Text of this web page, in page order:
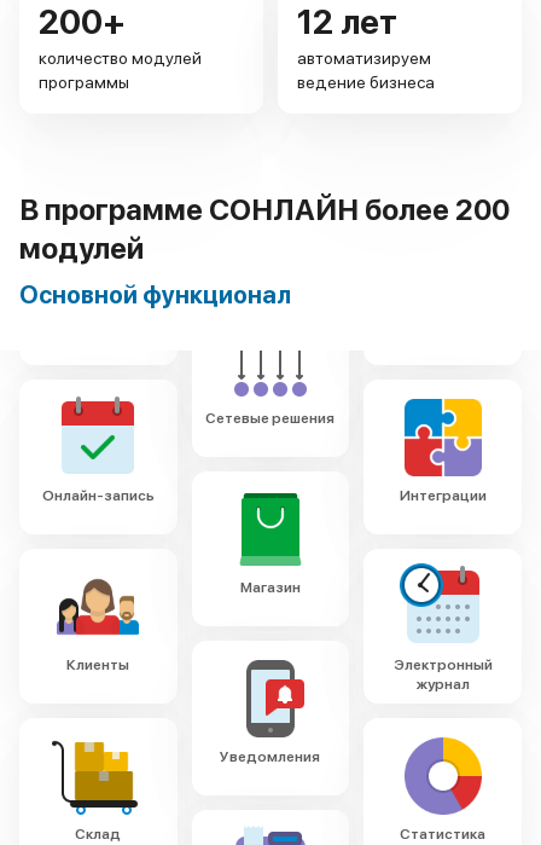
200+
количество модулей
программы
12 лет
автоматизируем
ведение бизнеса
В программе СОНЛАЙН более 200
модулей
Основной функционал
Онлайн-запись
Клиенты
Склад
Сетевые решения
Магазин
Уведомления
Интеграции
Электронный
журнал
Статистика